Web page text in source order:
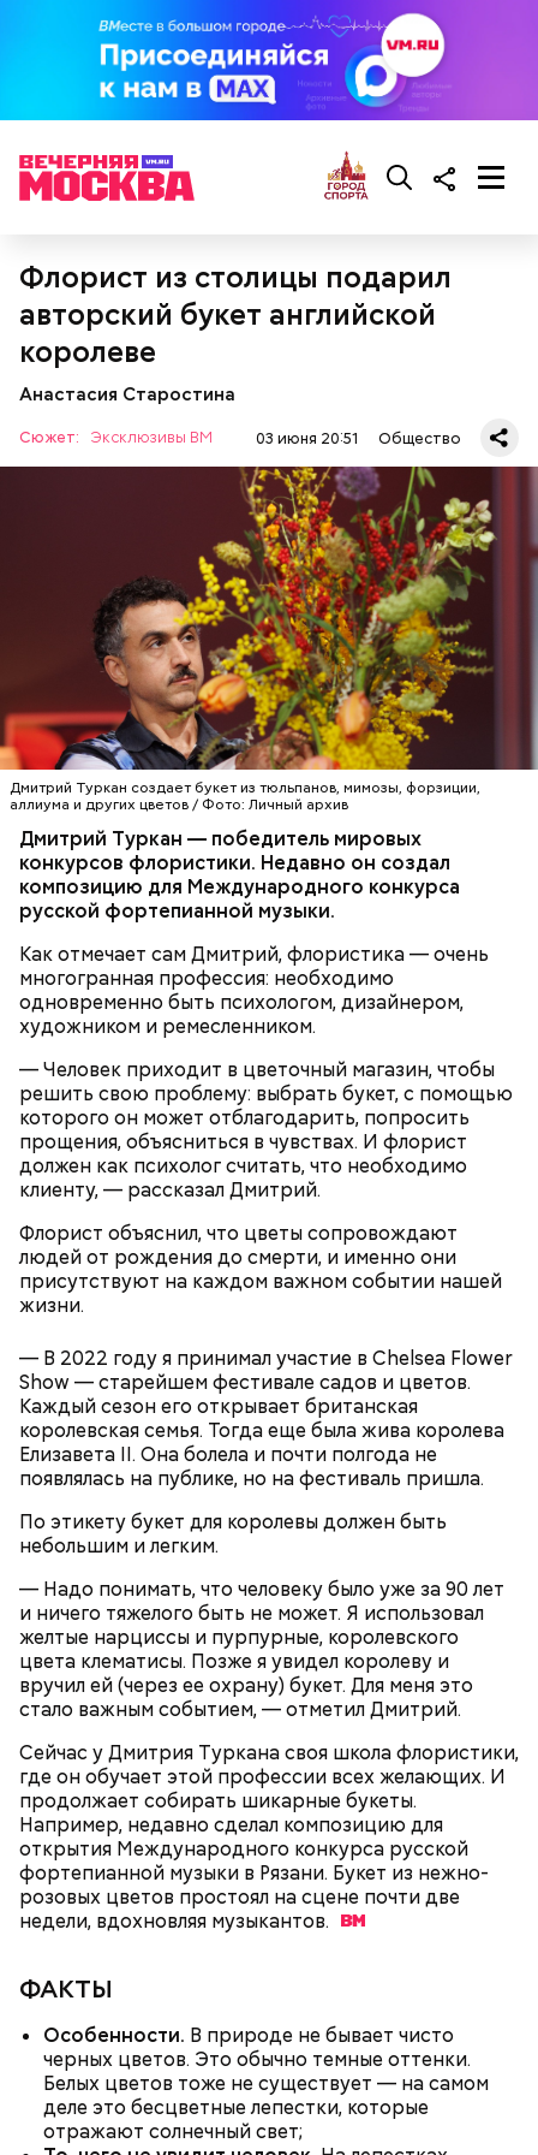
Флорист из столицы подарил
авторский букет английской
королеве
Анастасия Старостина
Сюжет: Эксклюзивы ВМ 03 июня 20:51 Общество
Дмитрий Туркан создает букет из тюльпанов, мимозы, форзиции,
аллиума и других цветов / Фото: Личный архив
Дмитрий Туркан — победитель мировых
конкурсов флористики. Недавно он создал
композицию для Международного конкурса
русской фортепианной музыки.
Как отмечает сам Дмитрий, флористика — очень
многогранная профессия: необходимо
одновременно быть психологом, дизайнером,
художником и ремесленником.
— Человек приходит в цветочный магазин, чтобы
решить свою проблему: выбрать букет, с помощью
которого он может отблагодарить, попросить
прощения, объясниться в чувствах. И флорист
должен как психолог считать, что необходимо
клиенту, — рассказал Дмитрий.
Флорист объяснил, что цветы сопровождают
людей от рождения до смерти, и именно они
присутствуют на каждом важном событии нашей
жизни.
— В 2022 году я принимал участие в Chelsea Flower
Show — старейшем фестивале садов и цветов.
Каждый сезон его открывает британская
королевская семья. Тогда еще была жива королева
Елизавета II. Она болела и почти полгода не
появлялась на публике, но на фестиваль пришла.
По этикету букет для королевы должен быть
небольшим и легким.
— Надо понимать, что человеку было уже за 90 лет
и ничего тяжелого быть не может. Я использовал
желтые нарциссы и пурпурные, королевского
цвета клематисы. Позже я увидел королеву и
вручил ей (через ее охрану) букет. Для меня это
стало важным событием, — отметил Дмитрий.
Сейчас у Дмитрия Туркана своя школа флористики,
где он обучает этой профессии всех желающих. И
продолжает собирать шикарные букеты.
Например, недавно сделал композицию для
открытия Международного конкурса русской
фортепианной музыки в Рязани. Букет из нежно-
розовых цветов простоял на сцене почти две
недели, вдохновляя музыкантов.
ФАКТЫ
Особенности. В природе не бывает чисто
черных цветов. Это обычно темные оттенки.
Белых цветов тоже не существует — на самом
деле это бесцветные лепестки, которые
отражают солнечный свет;
День «Счастье случается»
День «Счастье случается» был инициирован
Тайным обществом счастливых людей, чтобы
напомнить людям, что счастье на самом деле
кроется в мелочах. Отпраздновать этот день
можно, поделившись с другими людьми
счастливыми моментами из своей жизни.
Противень ставится в духовку, разогретую до 180–
190 градусов. Спагетти из кабачка нужно запекать
25–30 минут.
Уберут отеки и улучшат зрение:
диетолог Соломатина рассказала
о пользе кабачков
Кабачки, тушеные с курицей
Ингредиенты:
растительное масло;
соль, перец по вкусу;
свежий базилик;
сливки жирностью 20 процентов.
— Курица сначала обжаривается с небольшим
кладем кабачки, нарезанные крупным кубиком, —
порекомендовал собеседник «ВМ».
Как приготовить домашний
майонез: три простых рецепта
Эндокринолог Куликова
объяснила, в чем заключается
польза сезонных овощей и
фруктов